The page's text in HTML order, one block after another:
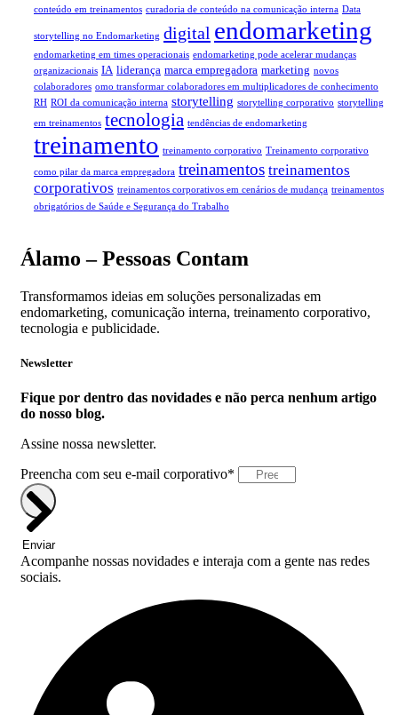
conteúdo em treinamentos curadoria de conteúdo na comunicação interna Data
storytelling no Endomarketing digital endomarketing
endomarketing em times operacionais endomarketing pode acelerar mudanças
organizacionais IA liderança marca empregadora marketing novos
colaboradores omo transformar colaboradores em multiplicadores de conhecimento
RH ROI da comunicação interna storytelling storytelling corporativo storytelling
em treinamentos tecnologia tendências de endomarketing
treinamento treinamento corporativo Treinamento corporativo
como pilar da marca empregadora treinamentos treinamentos
corporativos treinamentos corporativos em cenários de mudança treinamentos
obrigatórios de Saúde e Segurança do Trabalho
Álamo – Pessoas Contam
Transformamos ideias em soluções personalizadas em
endomarketing, comunicação interna, treinamento corporativo,
tecnologia e publicidade.
Newsletter
Fique por dentro das novidades e não perca nenhum artigo
do nosso blog.
Assine nossa newsletter.
Preencha com seu e-mail corporativo*
Enviar
Acompanhe nossas novidades e interaja com a gente nas redes
sociais.